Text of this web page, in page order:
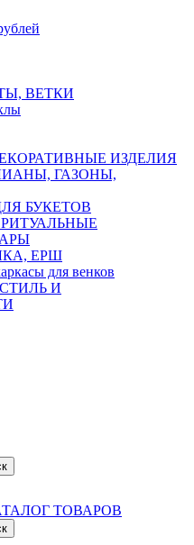
ВЕТКИ
ИЗДЕЛИЯ
ГАЗОНЫ,
БУКЕТОВ
ЕРШ
для венков
И
ТОВАРОВ